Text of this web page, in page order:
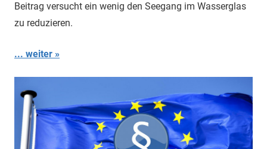
Beitrag versucht ein wenig den Seegang im Wasserglas
zu reduzieren.
... weiter